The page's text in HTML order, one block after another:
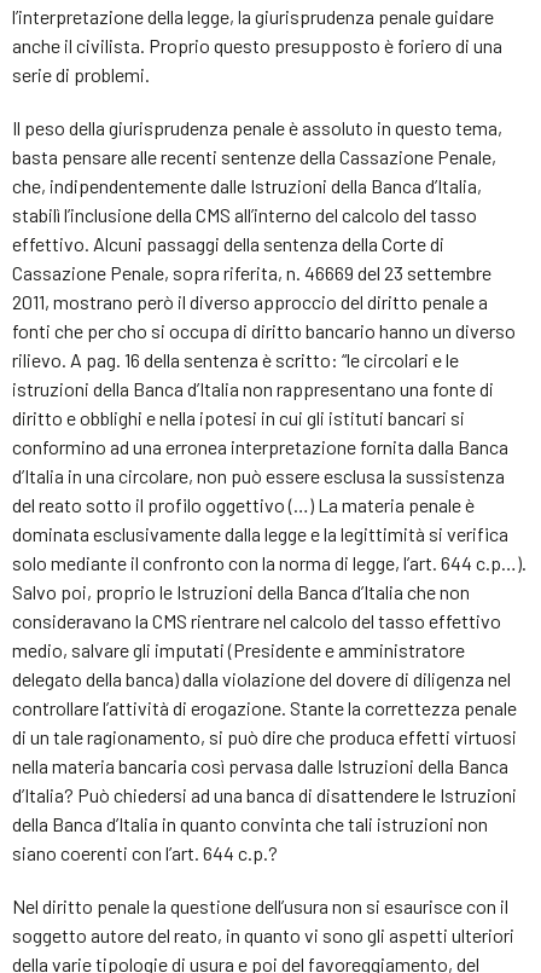
l’interpretazione della legge, la giurisprudenza penale guidare
anche il civilista. Proprio questo presupposto è foriero di una
serie di problemi.
Il peso della giurisprudenza penale è assoluto in questo tema,
basta pensare alle recenti sentenze della Cassazione Penale,
che, indipendentemente dalle Istruzioni della Banca d’Italia,
stabilì l’inclusione della CMS all’interno del calcolo del tasso
effettivo. Alcuni passaggi della sentenza della Corte di
Cassazione Penale, sopra riferita, n. 46669 del 23 settembre
2011, mostrano però il diverso approccio del diritto penale a
fonti che per cho si occupa di diritto bancario hanno un diverso
rilievo. A pag. 16 della sentenza è scritto: “le circolari e le
istruzioni della Banca d’Italia non rappresentano una fonte di
diritto e obblighi e nella ipotesi in cui gli istituti bancari si
conformino ad una erronea interpretazione fornita dalla Banca
d’Italia in una circolare, non può essere esclusa la sussistenza
del reato sotto il profilo oggettivo (…) La materia penale è
dominata esclusivamente dalla legge e la legittimità si verifica
solo mediante il confronto con la norma di legge, l’art. 644 c.p…).
Salvo poi, proprio le Istruzioni della Banca d’Italia che non
consideravano la CMS rientrare nel calcolo del tasso effettivo
medio, salvare gli imputati (Presidente e amministratore
delegato della banca) dalla violazione del dovere di diligenza nel
controllare l’attività di erogazione. Stante la correttezza penale
di un tale ragionamento, si può dire che produca effetti virtuosi
nella materia bancaria così pervasa dalle Istruzioni della Banca
d’Italia? Può chiedersi ad una banca di disattendere le Istruzioni
della Banca d’Italia in quanto convinta che tali istruzioni non
siano coerenti con l’art. 644 c.p.?
Nel diritto penale la questione dell’usura non si esaurisce con il
soggetto autore del reato, in quanto vi sono gli aspetti ulteriori
della varie tipologie di usura e poi del favoreggiamento, del